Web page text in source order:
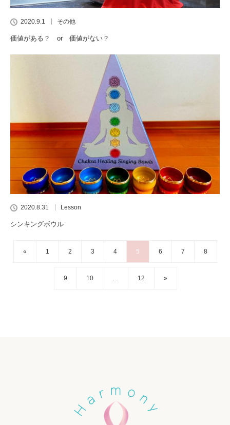
2020.9.1 その他
価値がある？ or 価値がない？
2020.8.31 Lesson
シンキングボウル
« 1 2 3 4 5 6 7 8
9 10 12 »